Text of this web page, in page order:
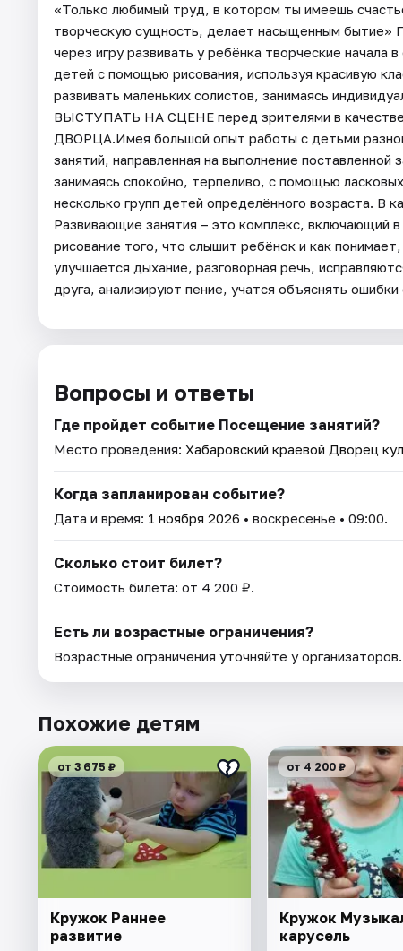
«Только любимый труд, в котором ты имеешь
творческую сущность, делает насыщенным бытие»
через игру развивать у ребёнка творческие
детей с помощью рисования, используя красивую
развивать маленьких солистов, занимаясь
ВЫСТУПАТЬ НА СЦЕНЕ перед зрителями в
ДВОРЦА.Имея большой опыт работы с детьми
занятий, направленная на выполнение
занимаясь спокойно, терпеливо, с помощью
несколько групп детей определённого возраста. В
Развивающие занятия – это комплекс, включающий
рисование того, что слышит ребёнок и как
улучшается дыхание, разговорная речь,
друга, анализируют пение, учатся объяснять ошибки
Вопросы и ответы
Где пройдет событие Посещение занятий?
Место проведения: Хабаровский краевой Дворец
Когда запланирован событие?
Дата и время: 1 ноября 2026 • воскресенье • 09:00.
Сколько стоит билет?
Стоимость билета: от 4 200 ₽.
Есть ли возрастные ограничения?
Возрастные ограничения уточняйте у организаторов.
Похожие детям
от 3 675 ₽
Кружок Раннее
развитие
от 4 200 ₽
Кружок
карусель